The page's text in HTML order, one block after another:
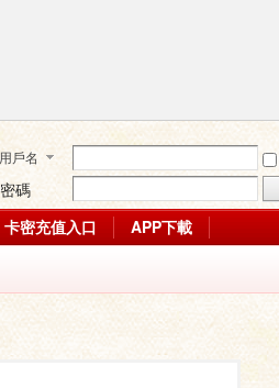
用戶名
密碼
卡密充值入口
APP下載